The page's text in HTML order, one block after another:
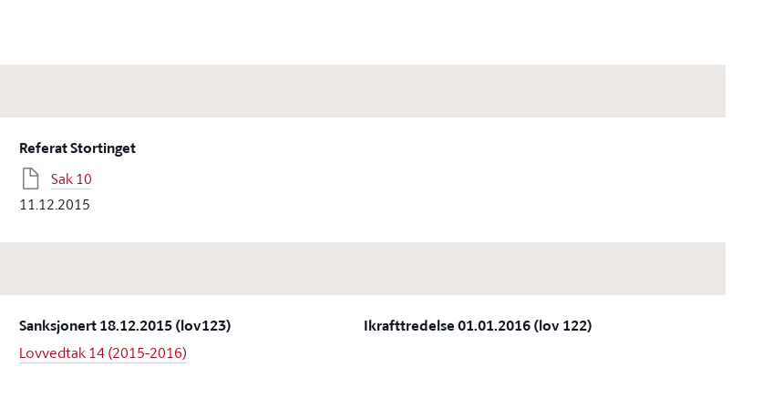
Referat Stortinget
Sak 10
11.12.2015
Sanksjonert 18.12.2015 (lov123)
Lovvedtak 14 (2015-2016)
Ikrafttredelse 01.01.2016 (lov 122)